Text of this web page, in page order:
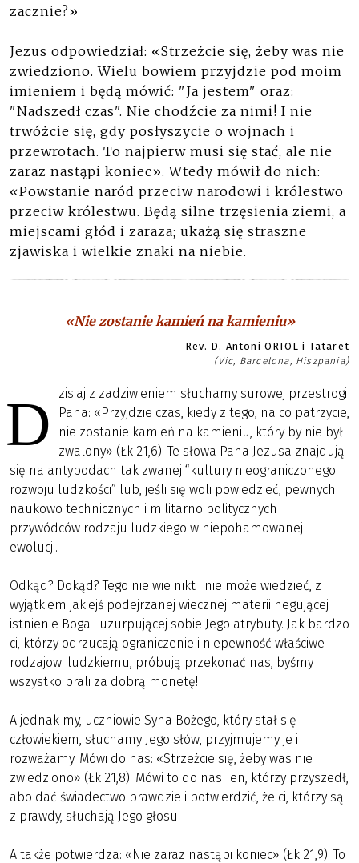
zacznie?»
Jezus odpowiedział: «Strzeżcie się, żeby was nie
zwiedziono. Wielu bowiem przyjdzie pod moim
imieniem i będą mówić: "Ja jestem" oraz:
"Nadszedł czas". Nie chodźcie za nimi! I nie
trwóżcie się, gdy posłyszycie o wojnach i
przewrotach. To najpierw musi się stać, ale nie
zaraz nastąpi koniec». Wtedy mówił do nich:
«Powstanie naród przeciw narodowi i królestwo
przeciw królestwu. Będą silne trzęsienia ziemi, a
miejscami głód i zaraza; ukażą się straszne
zjawiska i wielkie znaki na niebie.
«Nie zostanie kamień na kamieniu»
Rev. D. Antoni ORIOL i Tataret
(Vic, Barcelona, Hiszpania)
D
zisiaj z zadziwieniem słuchamy surowej przestrogi
Pana: «Przyjdzie czas, kiedy z tego, na co patrzycie,
nie zostanie kamień na kamieniu, który by nie był
zwalony» (Łk 21,6). Te słowa Pana Jezusa znajdują
się na antypodach tak zwanej “kultury nieograniczonego
rozwoju ludzkości” lub, jeśli się woli powiedzieć, pewnych
naukowo technicznych i militarno politycznych
przywódców rodzaju ludzkiego w niepohamowanej
ewolucji.
Odkąd? Dokąd? Tego nie wie nikt i nie może wiedzieć, z
wyjątkiem jakiejś podejrzanej wiecznej materii negującej
istnienie Boga i uzurpującej sobie Jego atrybuty. Jak bardzo
ci, którzy odrzucają ograniczenie i niepewność właściwe
rodzajowi ludzkiemu, próbują przekonać nas, byśmy
wszystko brali za dobrą monetę!
A jednak my, uczniowie Syna Bożego, który stał się
człowiekiem, słuchamy Jego słów, przyjmujemy je i
rozważamy. Mówi do nas: «Strzeżcie się, żeby was nie
zwiedziono» (Łk 21,8). Mówi to do nas Ten, którzy przyszedł,
abo dać świadectwo prawdzie i potwierdzić, że ci, którzy są
z prawdy, słuchają Jego głosu.
A także potwierdza: «Nie zaraz nastąpi koniec» (Łk 21,9). To